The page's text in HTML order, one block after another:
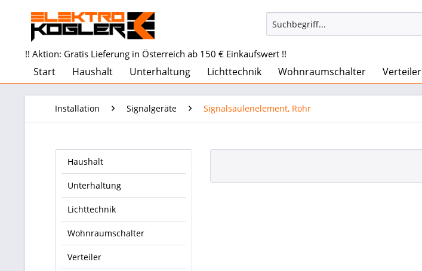
!! Aktion: Gratis Lieferung in Österreich ab 150 € Einkaufswert !!
Start Haushalt Unterhaltung Lichttechnik Wohnraumschalter Verteiler
Installation Signalgeräte Signalsäulenelement, Rohr
Haushalt
Unterhaltung
Lichttechnik
Wohnraumschalter
Verteiler